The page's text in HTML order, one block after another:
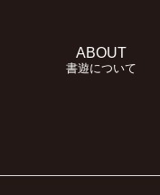
ABOUT
書遊について